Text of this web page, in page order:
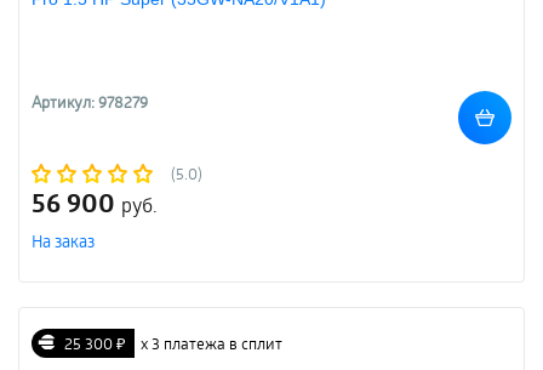
Артикул: 978279
(5.0)
56 900 руб.
На заказ
25 300 ₽ х 3 платежа в сплит